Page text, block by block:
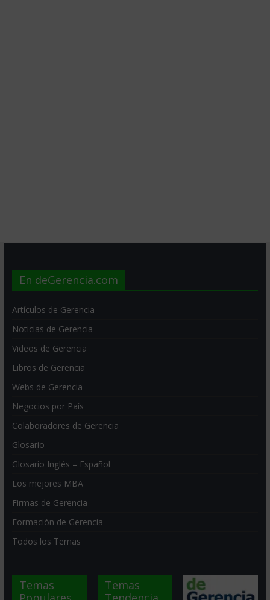
En deGerencia.com
Artículos de Gerencia
Noticias de Gerencia
Videos de Gerencia
Libros de Gerencia
Webs de Gerencia
Negocios por País
Colaboradores de Gerencia
Glosario
Glosario Inglés – Español
Los mejores MBA
Firmas de Gerencia
Formación de Gerencia
Todos los Temas
Temas
Temas